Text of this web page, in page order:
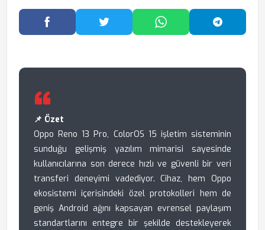
Facebook'ta PaylaşTwitter'da PaylaşWhatsApp'ta Paylaş
📌 Özet
Oppo Reno 13 Pro, ColorOS 15 işletim sisteminin
sunduğu gelişmiş yazılım mimarisi sayesinde
kullanıcılarına son derece hızlı ve güvenli bir veri
transferi deneyimi vadediyor. Cihaz, hem Oppo
ekosistemi içerisindeki özel protokolleri hem de
geniş Android ağını kapsayan evrensel paylaşım
standartlarını entegre bir şekilde destekleyerek